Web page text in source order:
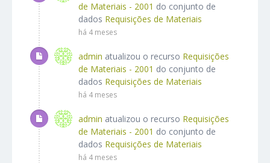
de Materiais - 2001 do conjunto de
dados Requisições de Materiais
há 4 meses
admin atualizou o recurso Requisições
de Materiais - 2001 do conjunto de
dados Requisições de Materiais
há 4 meses
admin atualizou o recurso Requisições
de Materiais - 2001 do conjunto de
dados Requisições de Materiais
há 4 meses